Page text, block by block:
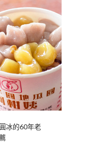
冰的60年老